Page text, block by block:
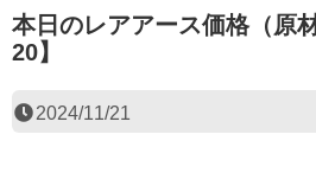
本日のレアアース価格（原材料価格） 【11-
20】
2024/11/21